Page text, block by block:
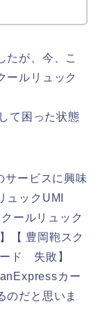
たが、今、こ
ールリュック
て困った状態
サービスに興味
ュックUMI
ールリュック
【 豊岡鞄スク
ド 失敗】
カー
だと思いま